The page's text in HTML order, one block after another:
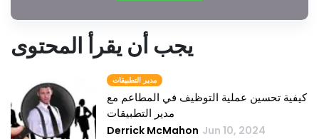
يجب أن يقرأ المحتوى
مدير التطبيقات
كيفية تحسين عملية التوظيف في المطاعم مع
مدير التطبيقات
Derrick McMahon Jun 10, 2024